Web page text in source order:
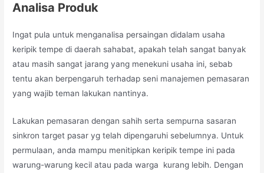
Analisa Produk
Ingat pula untuk menganalisa persaingan didalam usaha
keripik tempe di daerah sahabat, apakah telah sangat banyak
atau masih sangat jarang yang menekuni usaha ini, sebab
tentu akan berpengaruh terhadap seni manajemen pemasaran
yang wajib teman lakukan nantinya.
Lakukan pemasaran dengan sahih serta sempurna sasaran
sinkron target pasar yg telah dipengaruhi sebelumnya. Untuk
permulaan, anda mampu menitipkan keripik tempe ini pada
warung-warung kecil atau pada warga kurang lebih. Dengan